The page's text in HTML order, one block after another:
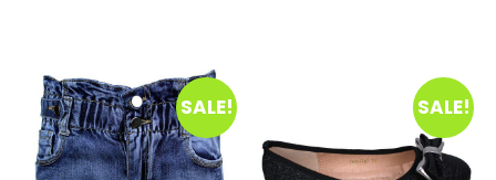
SALE! SALE!